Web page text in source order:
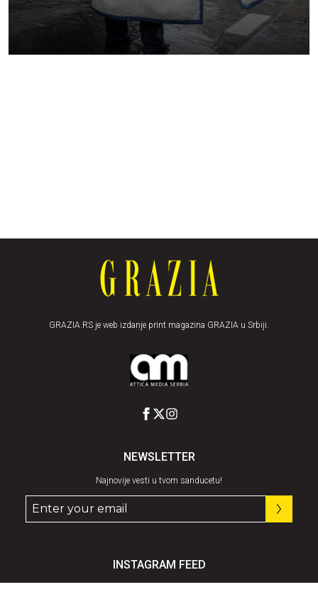
GRAZIA.RS je web izdanje print magazina GRAZIA u Srbiji.
NEWSLETTER
Najnovije vesti u tvom sanducetu!
INSTAGRAM FEED